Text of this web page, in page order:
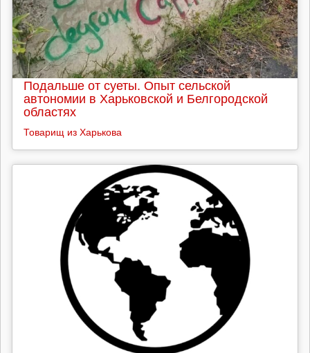
Подальше от суеты. Опыт сельской
автономии в Харьковской и Белгородской
областях
Товарищ из Харькова